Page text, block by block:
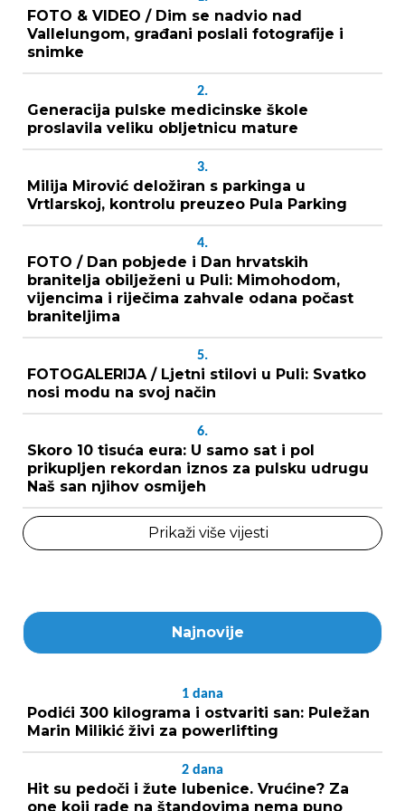
FOTO & VIDEO / Dim se nadvio nad
Vallelungom, građani poslali fotografije i
snimke
2.
Generacija pulske medicinske škole
proslavila veliku obljetnicu mature
3.
Milija Mirović deložiran s parkinga u
Vrtlarskoj, kontrolu preuzeo Pula Parking
4.
FOTO / Dan pobjede i Dan hrvatskih
branitelja obilježeni u Puli: Mimohodom,
vijencima i riječima zahvale odana počast
braniteljima
5.
FOTOGALERIJA / Ljetni stilovi u Puli: Svatko
nosi modu na svoj način
6.
Skoro 10 tisuća eura: U samo sat i pol
prikupljen rekordan iznos za pulsku udrugu
Naš san njihov osmijeh
Prikaži više vijesti
Najnovije
1 dana
Podići 300 kilograma i ostvariti san: Puležan
Marin Milikić živi za powerlifting
2 dana
Hit su pedoči i žute lubenice. Vrućine? Za
one koji rade na štandovima nema puno